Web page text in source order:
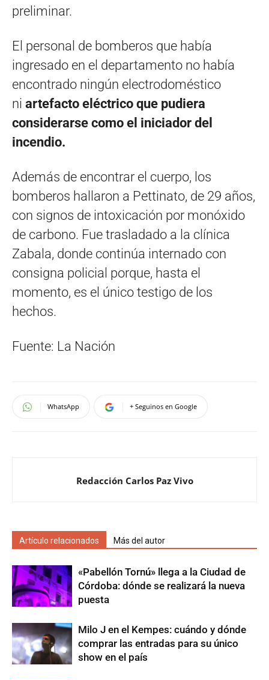
preliminar.
El personal de bomberos que había
ingresado en el departamento no había
encontrado ningún electrodoméstico
ni artefacto eléctrico que pudiera
considerarse como el iniciador del
incendio.
Además de encontrar el cuerpo, los
bomberos hallaron a Pettinato, de 29 años,
con signos de intoxicación por monóxido
de carbono. Fue trasladado a la clínica
Zabala, donde continúa internado con
consigna policial porque, hasta el
momento, es el único testigo de los
hechos.
Fuente: La Nación
WhatsApp + Seguinos en Google
Redacción Carlos Paz Vivo
Artículo relacionados Más del autor
«Pabellón Tornú» llega a la Ciudad de
Córdoba: dónde se realizará la nueva
puesta
Milo J en el Kempes: cuándo y dónde
comprar las entradas para su único
show en el país